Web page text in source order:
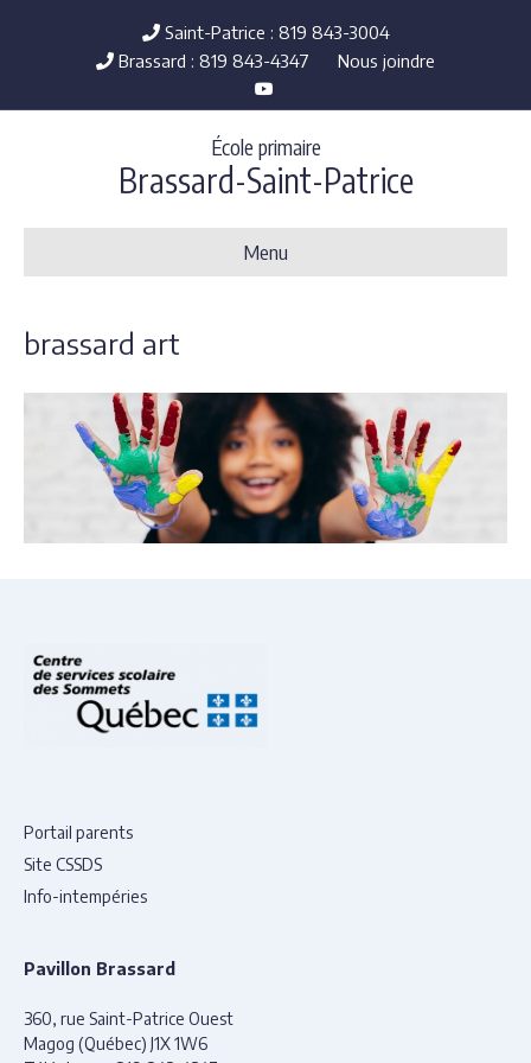
Saint-Patrice : 819 843-3004
Brassard : 819 843-4347
Nous joindre
Y
o
u
u
b
e
École primaire
Brassard-Saint-Patrice
Menu
brassard art
Portail parents
Site CSSDS
Info-intempéries
Pavillon Brassard
360, rue Saint-Patrice Ouest
Magog (Québec) J1X 1W6